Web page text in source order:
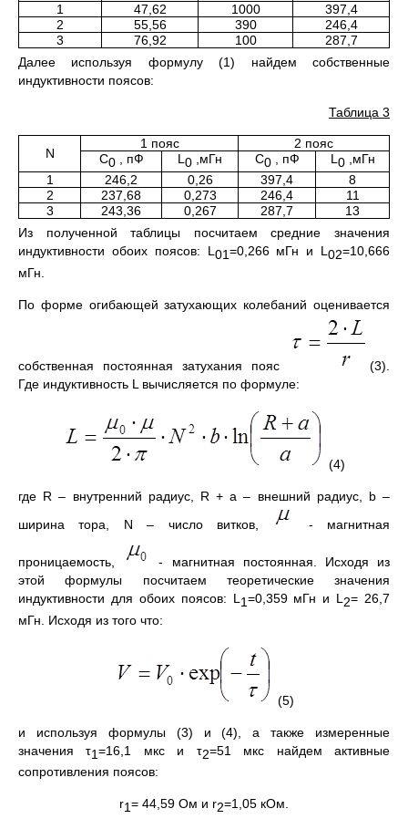
1
47,62 1000
397,4
2
55,56 390
246,4
3
76,92 100
287,7
Далее используя формулу (1) найдем собственные
индуктивности поясов:
Таблица 3
N
1 пояс
2 пояс
С0 , пФ L 0 ,мГн С0 , пФ L 0,мГн
1
246,2 0,26 397,4
8
2
237,68 0,273 246,4
11
3
243,36 0,267 287,7
13
Из полученной таблицы посчитаем средние значения
индуктивности обоих поясов: L 01=0,266 мГн и L 02=10,666
мГн.
По форме огибающей затухающих колебаний оценивается
собственная постоянная затухания пояс
(3).
Где индуктивность L вычисляется по формуле:
(4)
где R – внутренний радиус, R + a – внешний радиус, b –
ширина тора, N – число витков,
- магнитная
проницаемость,
- магнитная постоянная. Исходя из
этой формулы посчитаем теоретические значения
индуктивности для обоих поясов: L 1=0,359 мГн и L 2= 26,7
мГн. Исходя из того что:
(5)
и используя формулы (3) и (4), а также измеренные
значения τ1=16,1 мкс и τ2=51 мкс найдем активные
сопротивления поясов:
r1= 44,59 Ом и r2=1,05 кОм.